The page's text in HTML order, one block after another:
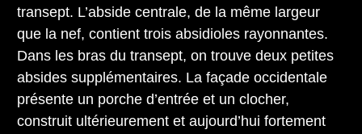
transept. L’abside centrale, de la même largeur
que la nef, contient trois absidioles rayonnantes.
Dans les bras du transept, on trouve deux petites
absides supplémentaires. La façade occidentale
présente un porche d’entrée et un clocher,
construit ultérieurement et aujourd’hui fortement